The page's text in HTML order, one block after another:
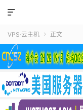

VPS·云主机  正文